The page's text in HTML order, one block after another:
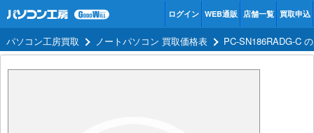
ログイン WEB通販 店舗一覧 買取申込
パソコン工房買取 ノートパソコン 買取価格表 PC-SN186RADG-C